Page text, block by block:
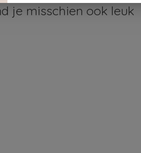
je misschien ook leuk